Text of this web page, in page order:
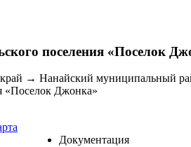
поселения «Поселок
→ Нанайский муниципальный
«Поселок Джонка»
Документация